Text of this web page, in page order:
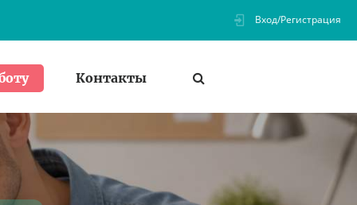
Вход/Регистрация
Контакты